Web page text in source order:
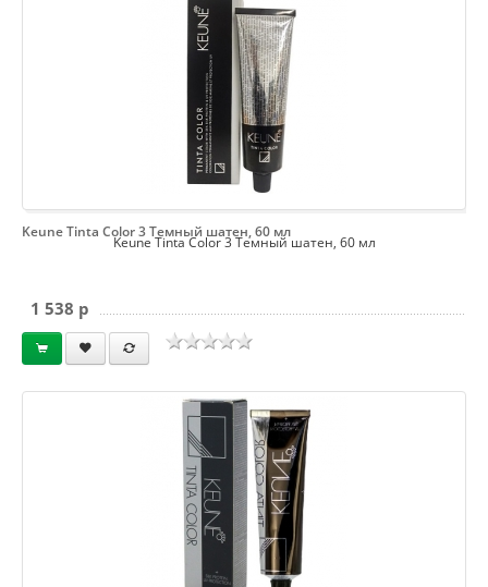
Keune Tinta Color 3 Темный шатен, 60 мл
Keune Tinta Color 3 Темный шатен, 60 мл
1 538 p